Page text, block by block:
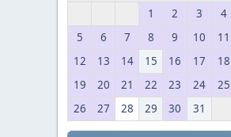
1 2 3
4
5
6 7 8 9 10
11
12
13 14 15 16 17
18
19
20 21 22 23 24
25
26
27 28 29 30 31